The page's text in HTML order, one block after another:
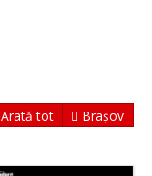
Arată tot Brașov